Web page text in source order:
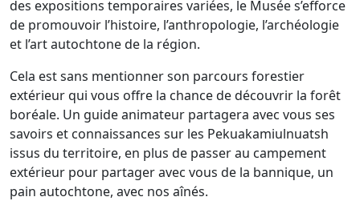
des expositions temporaires variées, le Musée s’efforce
de promouvoir l’histoire, l’anthropologie, l’archéologie
et l’art autochtone de la région.
Cela est sans mentionner son parcours forestier
extérieur qui vous offre la chance de découvrir la forêt
boréale. Un guide animateur partagera avec vous ses
savoirs et connaissances sur les Pekuakamiulnuatsh
issus du territoire, en plus de passer au campement
extérieur pour partager avec vous de la bannique, un
pain autochtone, avec nos aînés.